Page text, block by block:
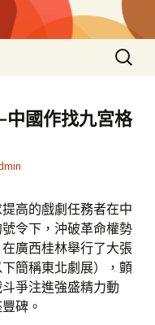
搜
尋
鍵
字:
中國作找九宮格
高的戲劇任務者在中
令下，沖破革命權勢
廣西桂林舉行了大張
簡稱東北劇展），顫
爭注進強盛精力動
碑。